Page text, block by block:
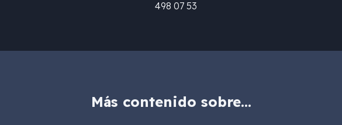
498 07 53
Más contenido sobre…